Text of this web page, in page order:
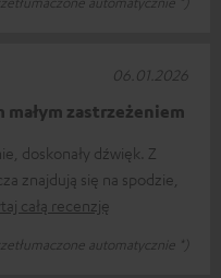
zastrzeżeniem
doskonały dźwięk. Z
znajdują się na spodzie,
całą recenzję
automatycznie *)
06.01.2026